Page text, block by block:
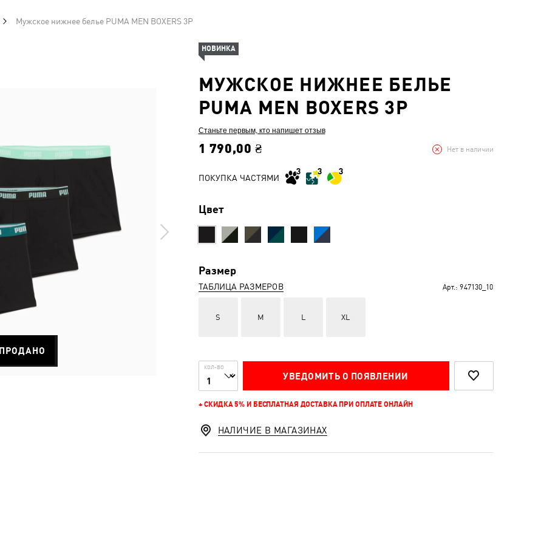
Мужское нижнее белье PUMA MEN BOXERS 3P
МУЖСКОЕ НИЖНЕЕ БЕЛЬЕ
PUMA MEN BOXERS 3P
Станьте первым, кто напишет отзыв
1 790,00 ₴ Нет в наличии
ПОКУПКА ЧАСТЯМИ
Цвет
Размер
ТАБЛИЦА РАЗМЕРОВ Арт.: 947130_10
S M L XL
КОЛ-ВО
УВЕДОМИТЬ О ПОЯВЛЕНИИ
+ СКИДКА 5% И БЕСПЛАТНАЯ ДОСТАВКА ПРИ ОПЛАТЕ ОНЛАЙН
НОВИНКА
НАЛИЧИЕ В МАГАЗИНАХ